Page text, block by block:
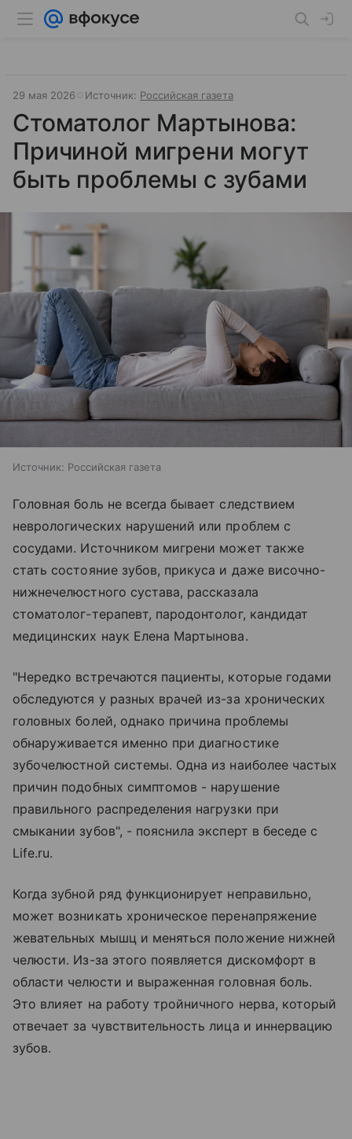
29 мая 2026 Источник: Российская газета
Стоматолог Мартынова:
Причиной мигрени могут
быть проблемы с зубами
Источник: Российская газета
Головная боль не всегда бывает следствием
неврологических нарушений или проблем с
сосудами. Источником мигрени может также
стать состояние зубов, прикуса и даже височно-
нижнечелюстного сустава, рассказала
стоматолог-терапевт, пародонтолог, кандидат
медицинских наук Елена Мартынова.
"Нередко встречаются пациенты, которые годами
обследуются у разных врачей из-за хронических
головных болей, однако причина проблемы
обнаруживается именно при диагностике
зубочелюстной системы. Одна из наиболее частых
причин подобных симптомов - нарушение
правильного распределения нагрузки при
смыкании зубов", - пояснила эксперт в беседе с
Life.ru.
Когда зубной ряд функционирует неправильно,
может возникать хроническое перенапряжение
жевательных мышц и меняться положение нижней
челюсти. Из-за этого появляется дискомфорт в
области челюсти и выраженная головная боль.
Это влияет на работу тройничного нерва, который
отвечает за чувствительность лица и иннервацию
зубов.